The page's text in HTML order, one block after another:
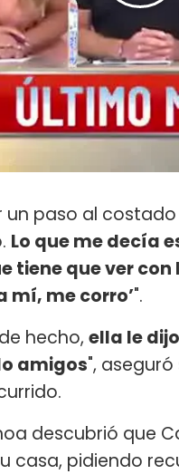
un paso al
Lo que me decía
tiene que ver
mí, me corro’".
hecho, ella le
amigos",
descubrió que
casa, pidiendo